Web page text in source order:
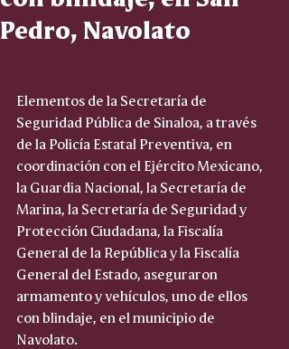
Pedro, Navolato
Elementos de la Secretaría de
Seguridad Pública de Sinaloa, a través
de la Policía Estatal Preventiva, en
coordinación con el Ejército Mexicano,
la Guardia Nacional, la Secretaría de
Marina, la Secretaría de Seguridad y
Protección Ciudadana, la Fiscalía
General de la República y la Fiscalía
General del Estado, aseguraron
armamento y vehículos, uno de ellos
con blindaje, en el municipio de
Navolato.